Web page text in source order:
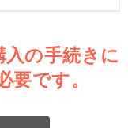
の手続きに
要です。